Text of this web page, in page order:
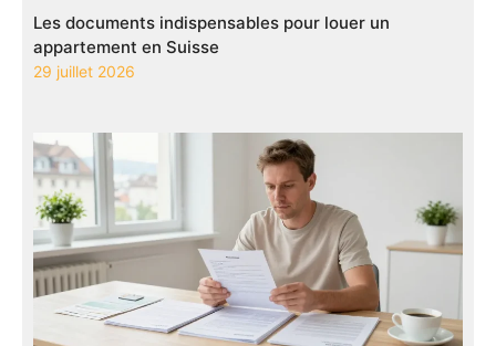
Les documents indispensables pour louer un
appartement en Suisse
29 juillet 2026